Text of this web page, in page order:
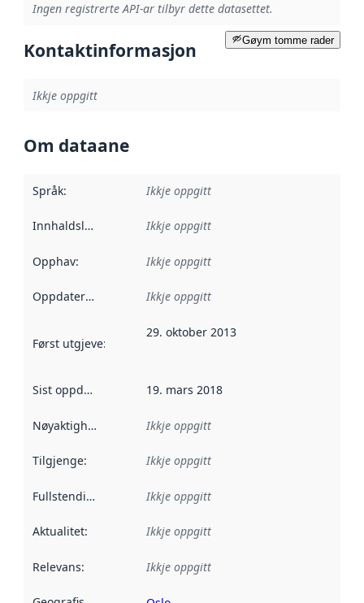
Ingen registrerte API-ar tilbyr dette datasettet.
Gøym tomme rader
Kontaktinformasjon
Ikkje oppgitt
Om dataane
Språk: Ikkje oppgitt
Innhaldsleverandørar :
Ikkje oppgitt
Opphav: Ikkje oppgitt
Oppdateringsfrekvens :
Ikkje oppgitt
Først utgjeve:
29. oktober 2013
Sist oppdatert 19. mars 2018
Nøyaktigheit Ikkje oppgitt
Tilgjenge: Ikkje oppgitt
Fullstendigheit Ikkje oppgitt
Aktualitet: Ikkje oppgitt
Relevans: Ikkje oppgitt